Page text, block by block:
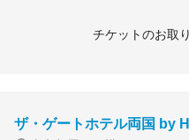
チケットのお取
ザ・ゲートホテル両国 by